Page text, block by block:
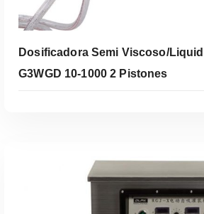
Leer Más
Dosificadora Semi Viscoso/
G3WGD 10-1000 2 Pistones